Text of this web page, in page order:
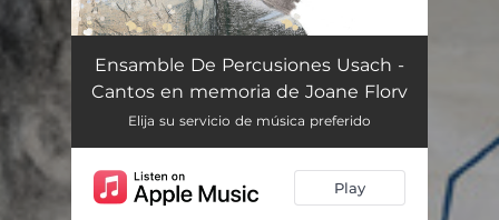
Elegía para Joane Florvil (feat. Mauricio Castillo, Johanne Guercin & Marcelo Stuardo) 14:04
Cantos para Joane (feat. Abelardo Augusto, Chikadora & Nano Stern) 15:13
Ensamble De Percusiones Usach -
Cantos en memoria de Joane Florv
Elija su servicio de música preferido
Play